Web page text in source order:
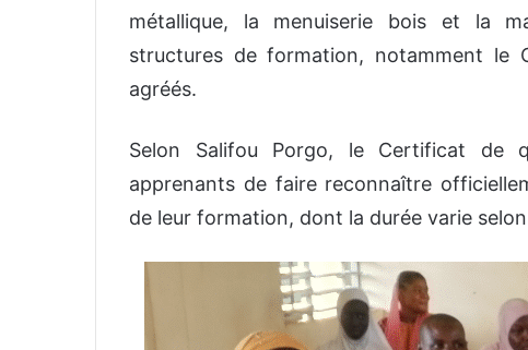
métallique, la menuiserie bois et la
structures de formation, notamment le
agréés.
Selon Salifou Porgo, le Certificat de
apprenants de faire reconnaître
de leur formation, dont la durée varie